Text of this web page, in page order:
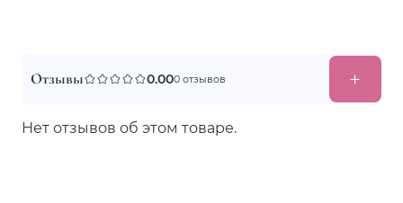
Отзывы 0.000 отзывов
Нет отзывов об этом товаре.